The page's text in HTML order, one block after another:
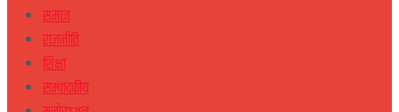
समाज
राजनीति
शिक्षा
सम्पादकीय